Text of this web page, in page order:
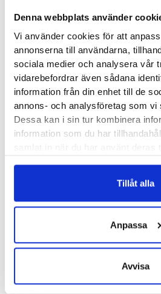
Denna webbplats använder
Vi använder cookies för att
annonserna till användarna,
sociala medier och analysera vår
vidarebefordrar även sådana
information från din enhet till de
annons- och analysföretag som vi
Dessa kan i sin tur kombinera
information som du har
Tillåt alla
Anpassa
Avvisa
Produktegenskaper
Trivs du med att springa långa pass
för din kropp är New Balance Fresh
klockrent alternativ. Rullsula med
stötdämpning och en slitsula med
bra grepp.
Läst:Normal, bred
Normala, höga
Butiker: Umeå
Recensioner